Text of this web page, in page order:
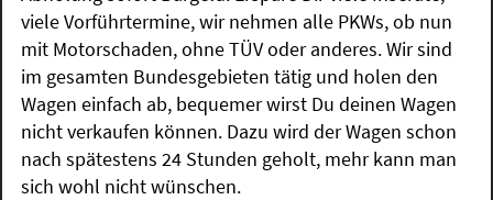
viele Vorführtermine, wir nehmen alle PKWs, ob nun
mit Motorschaden, ohne TÜV oder anderes. Wir sind
im gesamten Bundesgebieten tätig und holen den
Wagen einfach ab, bequemer wirst Du deinen Wagen
nicht verkaufen können. Dazu wird der Wagen schon
nach spätestens 24 Stunden geholt, mehr kann man
sich wohl nicht wünschen.